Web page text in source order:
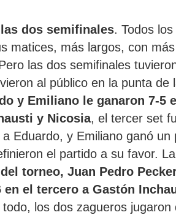
dos semifinales. Todos
matices, más largos, con
las dos semifinales
al público en la punta de
y Emiliano le ganaron 7-5
y Nicosia, el tercer set
Eduardo, y Emiliano ganó
el partido a su favor.
torneo, Juan Pedro
en el tercero a Gastón
los dos zagueros